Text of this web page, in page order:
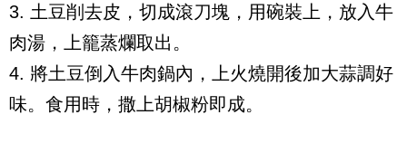
3. 土豆削去皮，切成滾刀塊，用碗裝上，放入牛
肉湯，上籠蒸爛取出。
4. 將土豆倒入牛肉鍋內，上火燒開後加大蒜調好
味。食用時，撒上胡椒粉即成。